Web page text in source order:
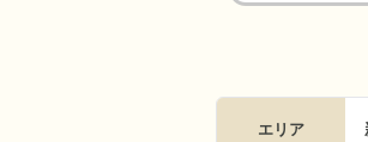
エリア